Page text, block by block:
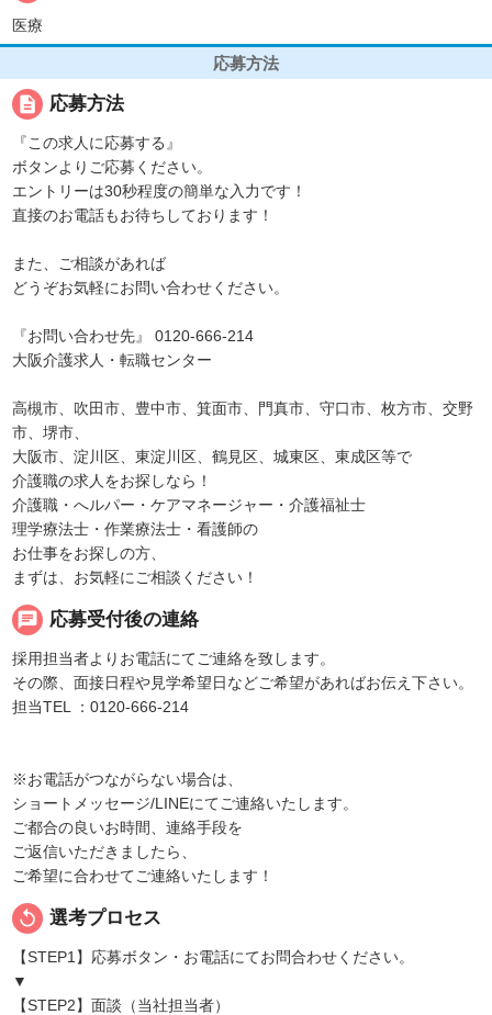
医療
応募方法
description 応募方法
『この求人に応募する』
ボタンよりご応募ください。
エントリーは30秒程度の簡単な入力です！
直接のお電話もお待ちしております！
また、ご相談があれば
どうぞお気軽にお問い合わせください。
『お問い合わせ先』 0120-666-214
大阪介護求人・転職センター
高槻市、吹田市、豊中市、箕面市、門真市、守口市、枚方市、交野
市、堺市、
大阪市、淀川区、東淀川区、鶴見区、城東区、東成区等で
介護職の求人をお探しなら！
介護職・へルパー・ケアマネージャー・介護福祉士
理学療法士・作業療法士・看護師の
お仕事をお探しの方、
まずは、お気軽にご相談ください！
chat 応募受付後の連絡
採用担当者よりお電話にてご連絡を致します。
その際、面接日程や見学希望日などご希望があればお伝え下さい。
担当TEL ：0120-666-214
※お電話がつながらない場合は、
ショートメッセージ/LINEにてご連絡いたします。
ご都合の良いお時間、連絡手段を
ご返信いただきましたら、
ご希望に合わせてご連絡いたします！
replay 選考プロセス
【STEP1】応募ボタン・お電話にてお問合わせください。
▼
【STEP2】面談（当社担当者）